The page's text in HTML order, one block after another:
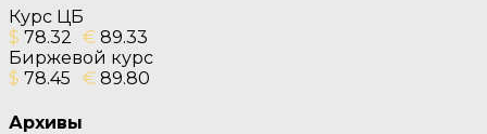
Курс ЦБ
$ 78.32 € 89.33
Биржевой курс
$ 78.45 € 89.80
Архивы